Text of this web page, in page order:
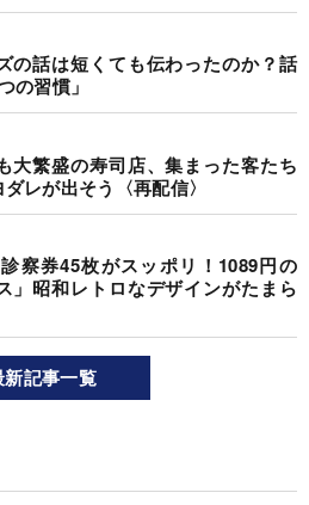
の話は短くても伝わったのか？話
の習慣」
大繁盛の寿司店、集まった客たち
レが出そう〈再配信〉
察券45枚がスッポリ！1089円の
」昭和レトロなデザインがたまら
新記事一覧